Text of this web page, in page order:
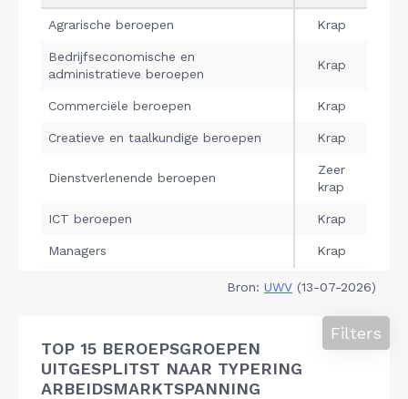
Bron: UWV (13-07-2026)
TOP 15 BEROEPSGROEPEN
UITGESPLITST NAAR TYPERING
ARBEIDSMARKTSPANNING
Filters